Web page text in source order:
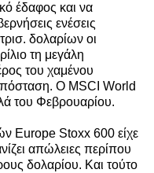
έδαφος και να
ενέσεις
δολαρίων οι
τη μεγάλη
του χαμένου
Ο MSCI World
του Φεβρουαρίου.
Europe Stoxx 600 είχε
απώλειες περίπου
δολαρίου. Και τούτο